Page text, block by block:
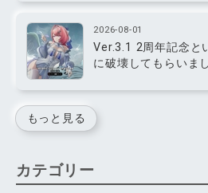
2026-08-01
Ver.3.1 2周年記念と
に破壊してもらいま
もっと見る
カテゴリー